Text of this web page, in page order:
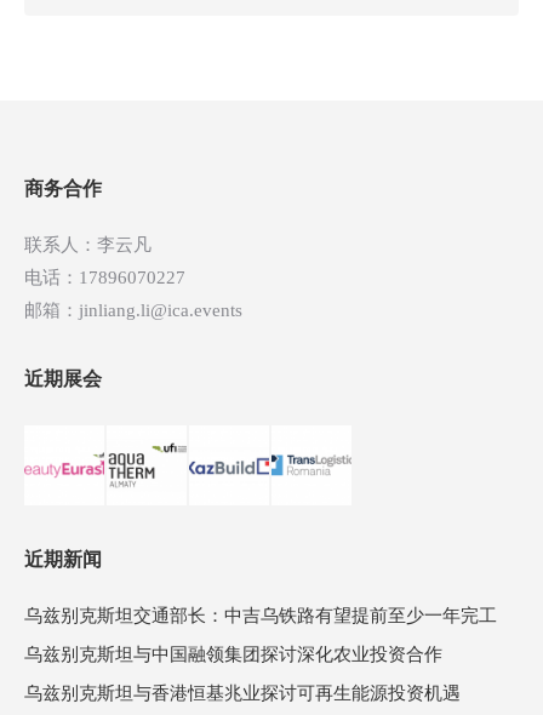
商务合作
联系人：李云凡
电话：17896070227
邮箱：jinliang.li@ica.events
近期展会
近期新闻
乌兹别克斯坦交通部长：中吉乌铁路有望提前至少一年完工
乌兹别克斯坦与中国融领集团探讨深化农业投资合作
乌兹别克斯坦与香港恒基兆业探讨可再生能源投资机遇